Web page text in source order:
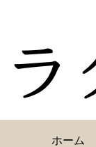
ホーム